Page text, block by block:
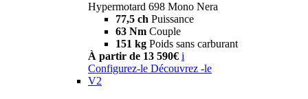
Hypermotard 698 Mono Nera
77,5 ch Puissance
63 Nm Couple
151 kg Poids sans carburant
À partir de 13 590€ i
Configurez-le Découvrez -le
V2